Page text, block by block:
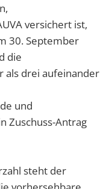
versichert ist,
30. September
die
als drei aufeinander
und
Zuschuss-Antrag
steht der